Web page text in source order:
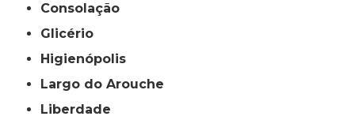
Consolação
Glicério
Higienópolis
Largo do Arouche
Liberdade